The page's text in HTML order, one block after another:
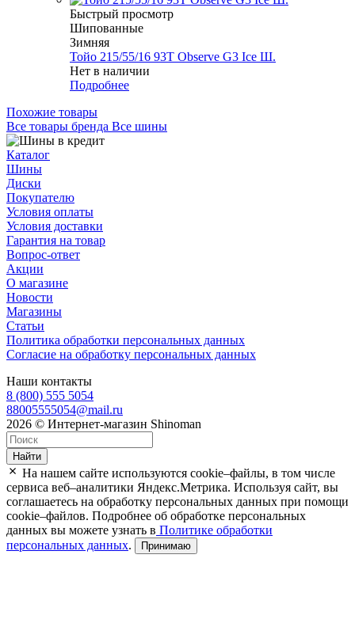
Быстрый просмотр
Шипованные
Зимняя
Тойо 215/55/16 93T Observe G3 Ice Ш.
Нет в наличии
Подробнее
Похожие товары
Все товары бренда Все шины
Каталог
Шины
Диски
Покупателю
Условия оплаты
Условия доставки
Гарантия на товар
Вопрос-ответ
Акции
О магазине
Новости
Магазины
Статьи
Политика обработки персональных данных
Согласие на обработку персональных данных
Наши контакты
8 (800) 555 5054
88005555054@mail.ru
2026 © Интернет-магазин Shinoman
Найти
На нашем сайте используются cookie–файлы, в том числе
сервиса веб–аналитики Яндекс.Метрика. Используя сайт, вы
соглашаетесь на обработку персональных данных при помощи
cookie–файлов. Подробнее об обработке персональных
данных вы можете узнать в Политике обработки
персональных данных. Принимаю